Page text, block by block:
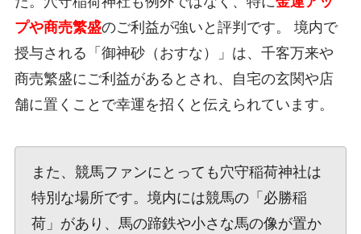
プや商売繁盛のご利益が強いと評判です。 境内で
授与される「御神砂（おすな）」は、千客万来や
商売繁盛にご利益があるとされ、自宅の玄関や店
舗に置くことで幸運を招くと伝えられています。
また、競馬ファンにとっても穴守稲荷神社は
特別な場所です。境内には競馬の「必勝稲
荷」があり、馬の蹄鉄や小さな馬の像が置か